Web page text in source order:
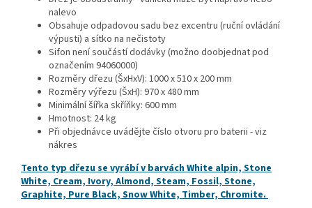
nalevo
Obsahuje odpadovou sadu bez excentru (ruční ovládání
výpusti) a sítko na nečistoty
Sifon není součástí dodávky (možno doobjednat pod
označením 94060000)
Rozměry dřezu (ŠxHxV): 1000 x 510 x 200 mm
Rozměry výřezu (ŠxH): 970 x 480 mm
Minimální šířka skříňky: 600 mm
Hmotnost: 24 kg
Při objednávce uvádějte číslo otvoru pro baterii - viz
nákres
Tento typ dřezu se vyrábí v barvách White alpin, Stone
White, Cream, Ivory, Almond, Steam, Fossil, Stone,
Graphite, Pure Black, Snow White, Timber, Chromite.